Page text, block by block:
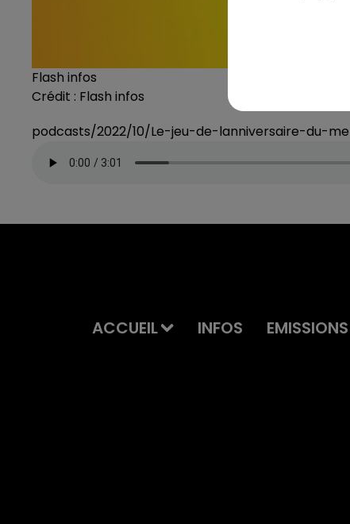
Flash infos
Crédit : Flash infos
podcasts/2022/10/Le-jeu-de-lanniversaire-du-
ACCUEIL INFOS EMISSIONS